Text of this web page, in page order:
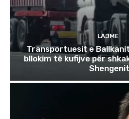
LAJME
Transportuesit e
bllokim të kufijve për
Shengenit